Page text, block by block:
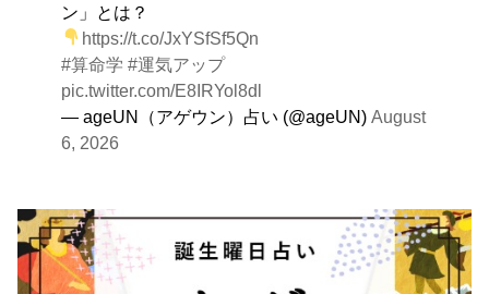
ン」とは？
https://t.co/JxYSfSf5Qn
#算命学 #運気アップ
pic.twitter.com/E8IRYol8dl
— ageUN（アゲウン）占い (@ageUN) August
6, 2026